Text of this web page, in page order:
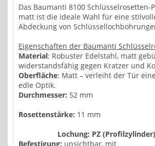
Das Baumanti 8100 Schlüsselrosetten-
matt ist die ideale Wahl für eine
Abdeckung von
Eigenschaften der Baumanti
Material: Robuster Edelstahl, matt
widerstandsfähig gegen Kratzer und
Oberfläche: Matt – verleiht der Tür
edle Optik.
Durchmesser: 52 mm
Rosettenstärke: 11 mm
Lochung: PZ (Profilzylinder)
Befestigung: unsichtbar, mit